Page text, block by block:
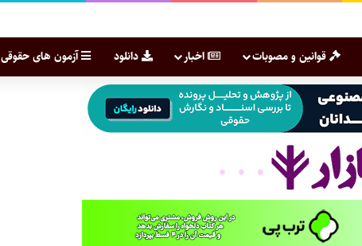
قوانین و مصوبات اخبار دانلود آزمون های حقوقی